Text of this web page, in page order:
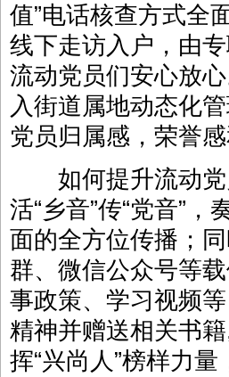
值”电话核查方式全
线下走访入户，由
流动党员们安心放
入街道属地动态化
党员归属感，荣誉
如何提升流动党
活“乡音”传“党音”
面的全方位传播；
群、微信公众号等
事政策、学习视频
精神并赠送相关书
挥“兴尚人”榜样力